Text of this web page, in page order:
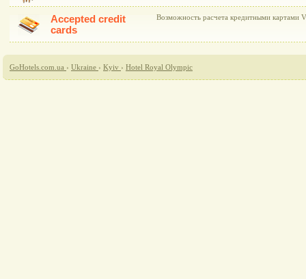
Accepted credit
cards
Возможность расчета кредитными картами
GoHotels.com.ua › Ukraine › Kyiv › Hotel Royal Olympic